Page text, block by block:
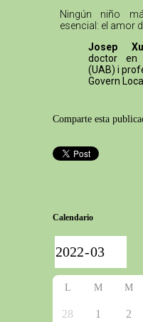
Ningún niño
esencial: el amor
Josep
doctor en
(UAB) i
Govern
Comparte esta
Calendario
L M M
28 1 2